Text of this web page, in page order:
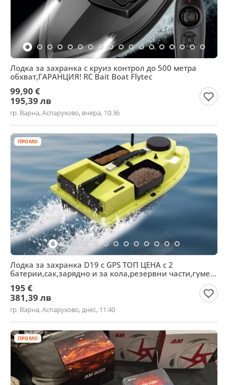
Лодка за захранка с круиз контрол до 500 метра
обхват,ГАРАНЦИЯ! RC Bait Boat Flytec
99,90 €
195,39 лв
гр. Варна, Аспарухово, вчера, 10:36
ПРОМО
Лодка за захранка D19 с GPS ТОП ЦЕНА с 2
батерии,сак,зарядно и за кола,резервни части,гумен
195 €
381,39 лв
гр. Варна, Аспарухово, днес, 11:40
ПРОМО